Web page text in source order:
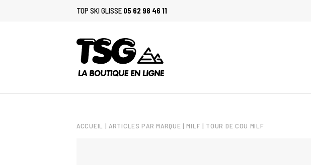
TOP SKI GLISSE 05 62 98 46 11
ACCUEIL |ARTICLES PAR MARQUE |MILF | TOUR DE COU MILF